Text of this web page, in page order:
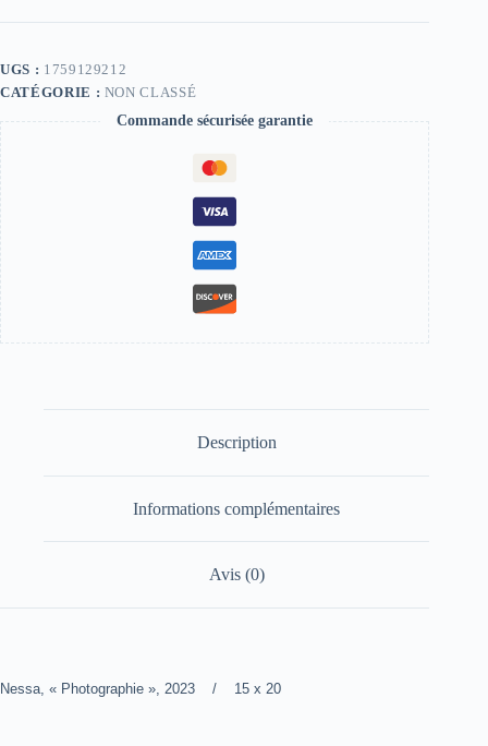
2023
x
20
UGS : 1759129212
CATÉGORIE : NON CLASSÉ
Commande sécurisée garantie
Description
Informations complémentaires
Avis (0)
Nessa, « Photographie », 2023 / 15 x 20